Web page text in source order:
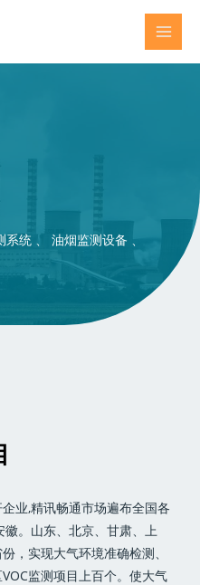
统 、 油烟监测设备 、
业,精讯畅通市场遍布全国各
徽。山东、北京、甘肃、上
，实现大气环境准确检测、
监测项目上百个。使大气